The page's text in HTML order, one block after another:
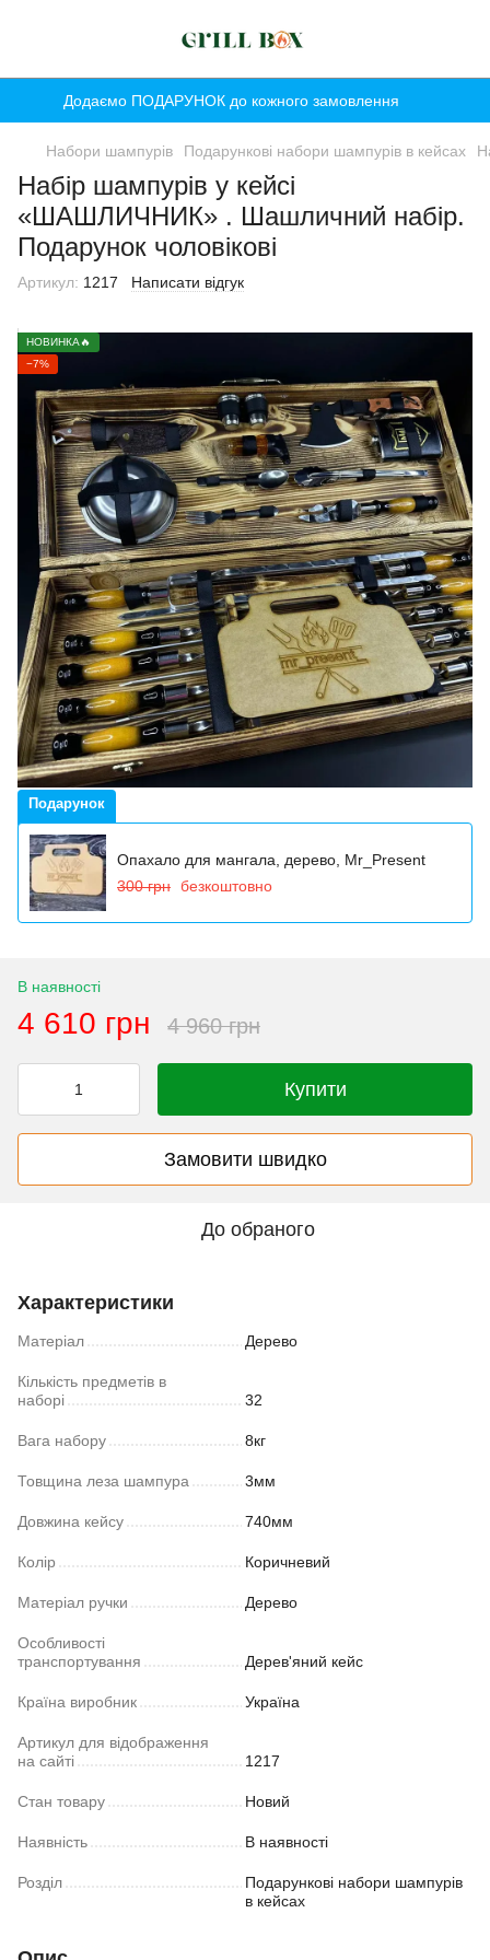
Додаємо ПОДАРУНОК до кожного замовлення
Набори шампурів Подарункові набори шампурів в кейсах
Набір шампурів у кейсі
«ШАШЛИЧНИК» . Шашличний набір.
Подарунок чоловікові
Артикул: 1217 Написати відгук
НОВИНКА🔥
−7%
Подарунок
Опахало для мангала, дерево, Mr_Present
300 грн безкоштовно
В наявності
4 610 грн 4 960 грн
Купити
Замовити швидко
До обраного
Характеристики
Матеріал Дерево
Кількість предметів в
наборі
32
Вага набору 8кг
Товщина леза шампура 3мм
Довжина кейсу 740мм
Колір Коричневий
Матеріал ручки Дерево
Особливості
транспортування
Дерев'яний кейс
Країна виробник Україна
Артикул для відображення
на сайті
1217
Стан товару Новий
Наявність В наявності
Розділ
Подарункові набори шампурів
в кейсах